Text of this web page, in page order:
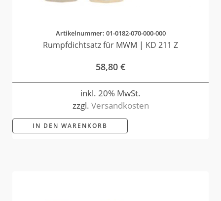
Artikelnummer: 01-0182-070-000-000
Rumpfdichtsatz für MWM | KD 211 Z
58,80 €
inkl. 20% MwSt.
zzgl. Versandkosten
IN DEN WARENKORB